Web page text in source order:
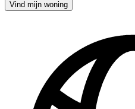
Vind mijn woning